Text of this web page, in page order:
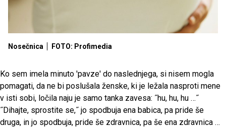
Nosečnica FOTO: Profimedia
Ko sem imela minuto 'pavze' do naslednjega, si nisem mogla
pomagati, da ne bi poslušala ženske, ki je ležala nasproti mene
v isti sobi, ločila naju je samo tanka zavesa: ˝hu, hu, hu …˝
˝Dihajte, sprostite se,˝ jo spodbuja ena babica, pa pride še
druga, in jo spodbuja, pride še zdravnica, pa še ena zdravnica …